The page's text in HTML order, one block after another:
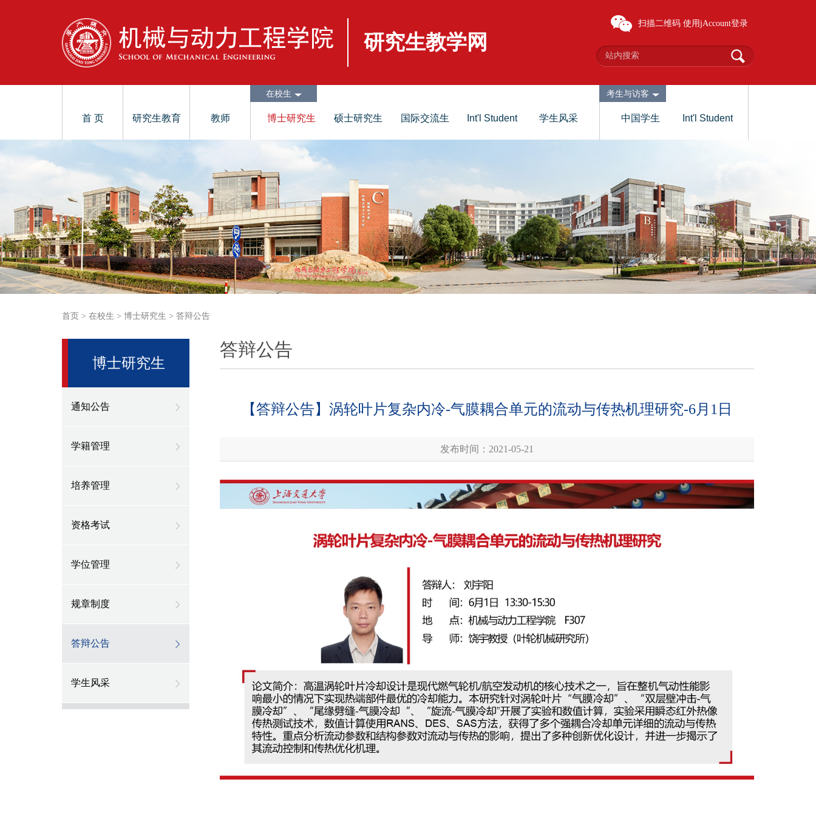
研究生教学网
扫描二维码 使用jAccount登录
首 页 研究生教育 教师
在校生
博士研究生 硕士研究生 国际交流生 Int'l Student 学生风采
考生与访客
中国学生 Int'l Student
首页 > 在校生 > 博士研究生 > 答辩公告
博士研究生
通知公告
学籍管理
培养管理
资格考试
学位管理
规章制度
答辩公告
学生风采
答辩公告
【答辩公告】涡轮叶片复杂内冷-气膜耦合单元的流动与传热机理研究-6月1日
发布时间：2021-05-21